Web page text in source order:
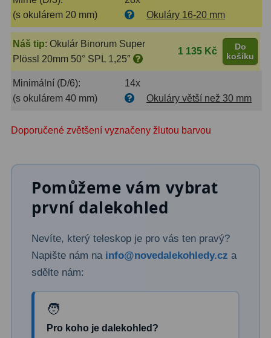
(s okulárem 20 mm)
Okuláry 16-20 mm
Náš tip: Okulár Binorum Super
Plössl 20mm 50° SPL 1,25″
1 135 Kč
Do
košíku
Minimální (D/6):
14x
(s okulárem 40 mm)
Okuláry větší než 30 mm
Doporučené zvětšení vyznačeny žlutou barvou
Pomůžeme vám vybrat
první dalekohled
Nevíte, který teleskop je pro vás ten pravý?
Napište nám na info@novedalekohledy.cz a
sdělte nám:
Pro koho je dalekohled?